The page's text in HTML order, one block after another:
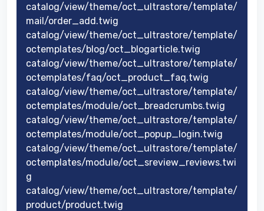
catalog/view/theme/oct_ultrastore/template/
mail/order_add.twig
catalog/view/theme/oct_ultrastore/template/
octemplates/blog/oct_blogarticle.twig
catalog/view/theme/oct_ultrastore/template/
octemplates/faq/oct_product_faq.twig
catalog/view/theme/oct_ultrastore/template/
octemplates/module/oct_breadcrumbs.twig
catalog/view/theme/oct_ultrastore/template/
octemplates/module/oct_popup_login.twig
catalog/view/theme/oct_ultrastore/template/
octemplates/module/oct_sreview_reviews.twi
g
catalog/view/theme/oct_ultrastore/template/
product/product.twig